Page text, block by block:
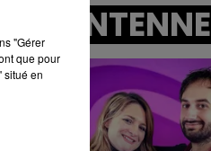
A L'ANTENNE
"Gérer
que pour
situé en